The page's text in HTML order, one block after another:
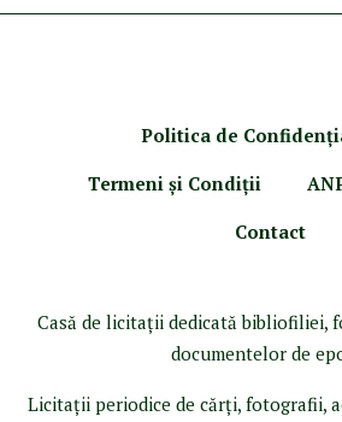
Politica de Confidenţ
Termeni şi Condiţii
Contact
Casă de licitaţii dedicată bibliofiliei,
documentelor de
Licitaţii periodice de cărţi, fotografii,